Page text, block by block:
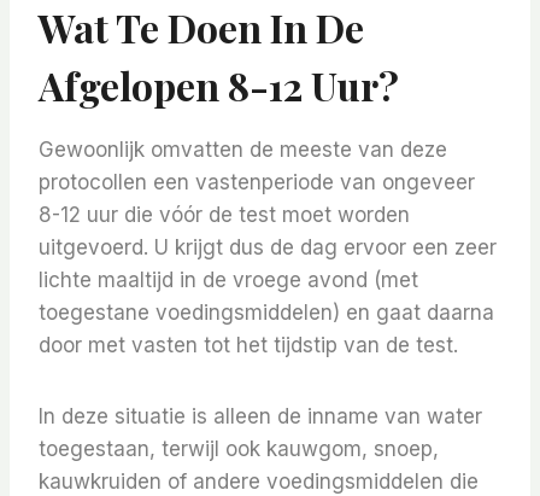
Wat Te Doen In De
Afgelopen 8-12 Uur?
Gewoonlijk omvatten de meeste van deze
protocollen een vastenperiode van ongeveer
8-12 uur die vóór de test moet worden
uitgevoerd. U krijgt dus de dag ervoor een zeer
lichte maaltijd in de vroege avond (met
toegestane voedingsmiddelen) en gaat daarna
door met vasten tot het tijdstip van de test.
In deze situatie is alleen de inname van water
toegestaan, terwijl ook kauwgom, snoep,
kauwkruiden of andere voedingsmiddelen die